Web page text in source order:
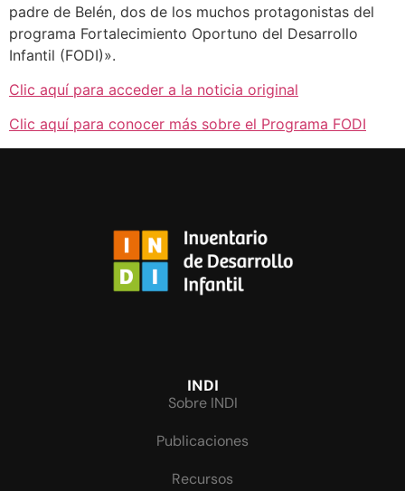
padre de Belén, dos de los muchos protagonistas del
programa Fortalecimiento Oportuno del Desarrollo
Infantil (FODI)».
Clic aquí para acceder a la noticia original
Clic aquí para conocer más sobre el Programa FODI
INDI
Sobre INDI
Publicaciones
Recursos